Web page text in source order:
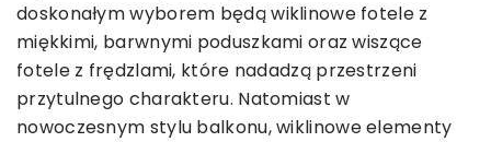
doskonałym wyborem będą wiklinowe fotele z
miękkimi, barwnymi poduszkami oraz wiszące
fotele z frędzlami, które nadadzą przestrzeni
przytulnego charakteru. Natomiast w
nowoczesnym stylu balkonu, wiklinowe elementy